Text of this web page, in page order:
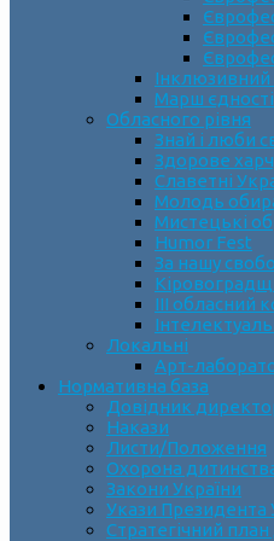
Інклюзивний
Марш єдності
Обласного рівня
Знай і люби
Здорове
Славетні
Молодь
Мистецькі
Humor Fest
За нашу
ІII обласний
Локальні
Арт-
Нормативна база
Довідник
Накази
Листи/Положення
Охорона
Закони України
Укази Президента
Стратегічний